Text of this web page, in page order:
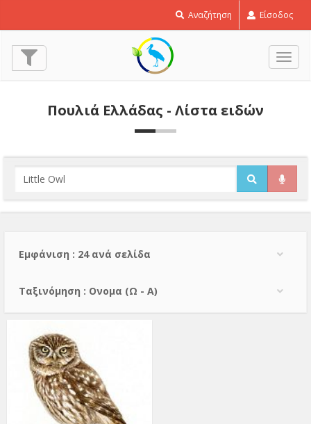
Αναζήτηση Είσοδος
Πουλιά Ελλάδας - Λίστα ειδών
Εμφάνιση : 24 ανά σελίδα
Тαξινόμηση : Ονομα (Ω - Α)